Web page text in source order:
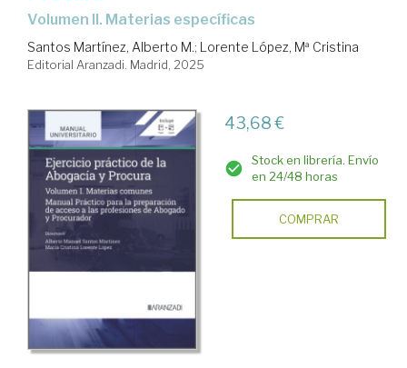
Volumen II. Materias específicas
Santos Martínez, Alberto M.; Lorente López, Mª Cristina
Editorial Aranzadi. Madrid, 2025
43,68 €
Stock en librería. Envío
en 24/48 horas
COMPRAR